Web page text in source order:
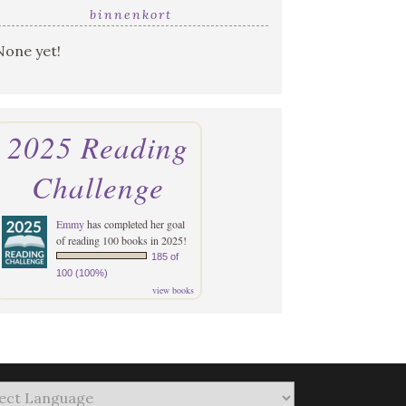
binnenkort
yet!
2025 Reading
Challenge
Emmyhas completed her goal
of reading 100 books in 2025!
185 of
100 (100%)
view books